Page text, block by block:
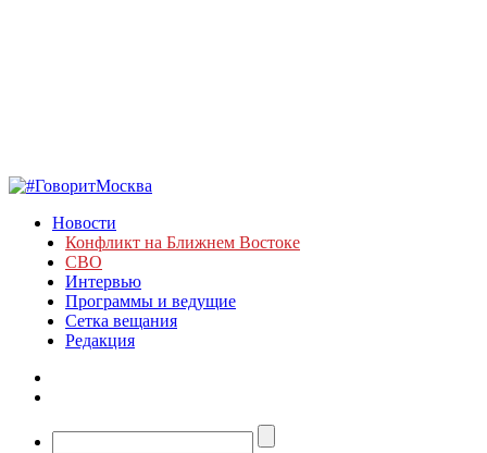
Новости
Конфликт на Ближнем Востоке
СВО
Интервью
Программы и ведущие
Сетка вещания
Редакция